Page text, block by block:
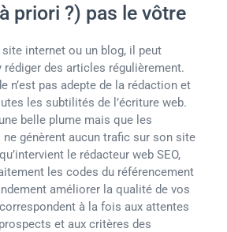
priori ?) pas le vôtre
site internet ou un blog, il peut
rédiger des articles régulièrement.
n’est pas adepte de la rédaction et
les subtilités de l’écriture web.
belle plume mais que les
génèrent aucun trafic sur son site
le rédacteur web SEO,
les codes du référencement
améliorer la qualité de vos
à la fois aux attentes
et aux critères des